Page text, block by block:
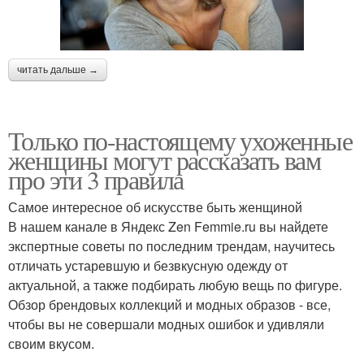
читать дальше →
Только по-настоящему ухоженные
женщины могут рассказать вам
про эти 3 правила
Самое интересное об искусстве быть женщиной
В нашем канале в Яндекс Zen Femmie.ru вы найдете
экспертные советы по последним трендам, научитесь
отличать устаревшую и безвкусную одежду от
актуальной, а также подбирать любую вещь по фигуре.
Обзор брендовых коллекций и модных образов - все,
чтобы вы не совершали модных ошибок и удивляли
своим вкусом.